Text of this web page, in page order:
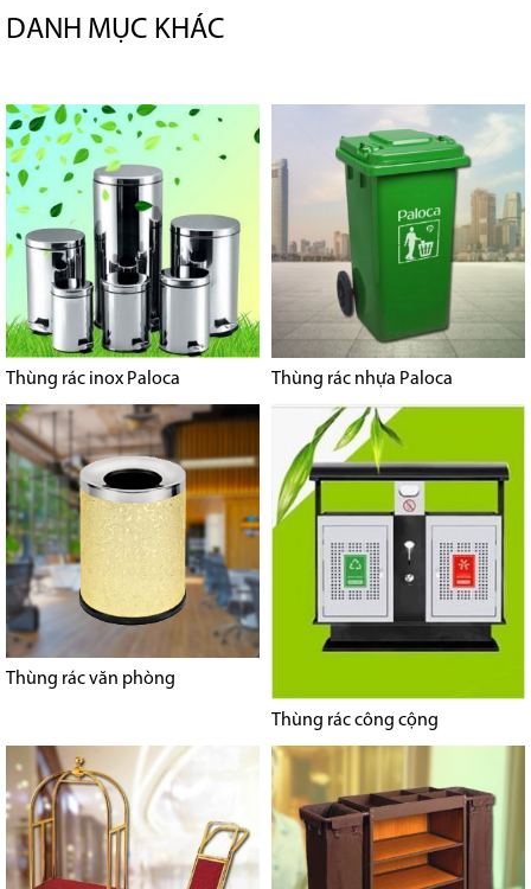
DANH MỤC KHÁC
Thùng rác inox Paloca Thùng rác nhựa Paloca
Thùng rác văn phòng
Thùng rác công cộng